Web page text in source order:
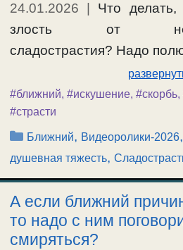
24.01.2026
Что делать,
злость от
сладострастия? Надо
#ближний, #искушение, #скорбь,
#страсти
Рубрики
Ближний, Видеоролики-2026,
душевная тяжесть,
А если ближний
то надо с ним
смиряться?